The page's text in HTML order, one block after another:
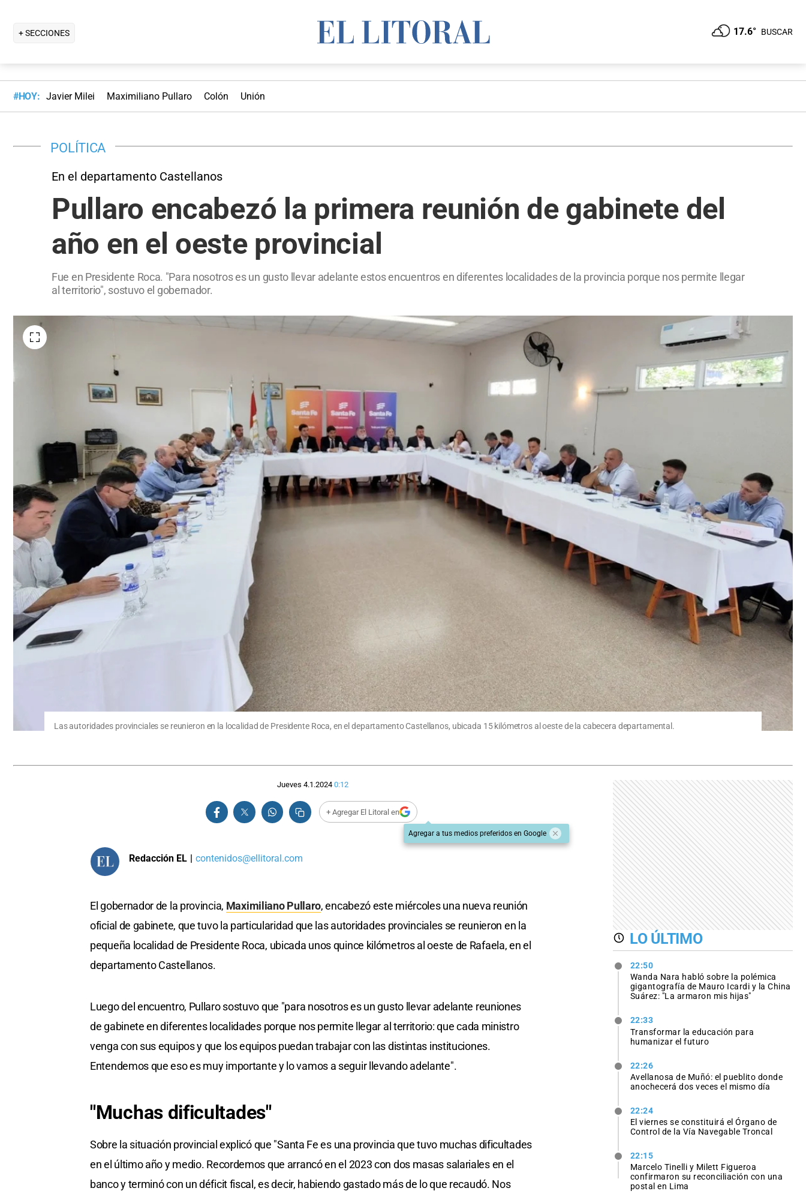
+ SECCIONES 17.6° BUSCAR
#HOY: Javier Milei Maximiliano Pullaro Colón Unión
POLÍTICA
En el departamento Castellanos
Pullaro encabezó la primera reunión de gabinete del
año en el oeste provincial
Fue en Presidente Roca. "Para nosotros es un gusto llevar adelante estos encuentros en diferentes localidades de la provincia porque nos permite llegar
al territorio", sostuvo el gobernador.
Las autoridades provinciales se reunieron en la localidad de Presidente Roca, en el departamento Castellanos, ubicada 15 kilómetros al oeste de la cabecera departamental.
Jueves 4.1.2024 0:12
+ Agregar El Litoral en
Agregar a tus medios preferidos en Google
Redacción EL | contenidos@ellitoral.com
El gobernador de la provincia, Maximiliano Pullaro, encabezó este miércoles una nueva reunión
oficial de gabinete, que tuvo la particularidad que las autoridades provinciales se reunieron en la
pequeña localidad de Presidente Roca, ubicada unos quince kilómetros al oeste de Rafaela, en el
departamento Castellanos.
Luego del encuentro, Pullaro sostuvo que "para nosotros es un gusto llevar adelante reuniones
de gabinete en diferentes localidades porque nos permite llegar al territorio: que cada ministro
venga con sus equipos y que los equipos puedan trabajar con las distintas instituciones.
Entendemos que eso es muy importante y lo vamos a seguir llevando adelante".
"Muchas dificultades"
Sobre la situación provincial explicó que "Santa Fe es una provincia que tuvo muchas dificultades
en el último año y medio. Recordemos que arrancó en el 2023 con dos masas salariales en el
banco y terminó con un déficit fiscal, es decir, habiendo gastado más de lo que recaudó. Nos
LO ÚLTIMO
22:50
Wanda Nara habló sobre la polémica
gigantografía de Mauro Icardi y la China
Suárez: "La armaron mis hijas"
22:33
Transformar la educación para
humanizar el futuro
22:26
Avellanosa de Muñó: el pueblito donde
anochecerá dos veces el mismo día
22:24
El viernes se constituirá el Órgano de
Control de la Vía Navegable Troncal
22:15
Marcelo Tinelli y Milett Figueroa
confirmaron su reconciliación con una
postal en Lima